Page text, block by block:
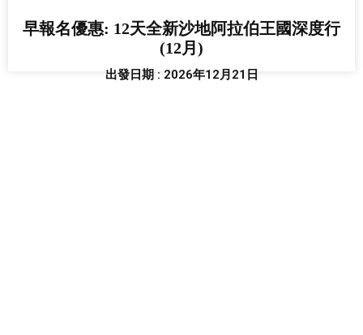
早報名優惠: 12天全新沙地阿拉伯王國深度行
(12月)
出發日期 : 2026年12月21日